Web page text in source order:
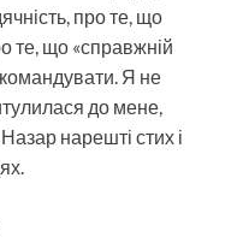
про те, що
те, що «справжній
Я не
до мене,
нарешті стих і